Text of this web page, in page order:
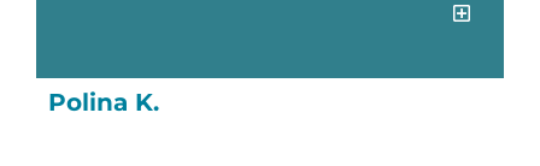
Polina K.